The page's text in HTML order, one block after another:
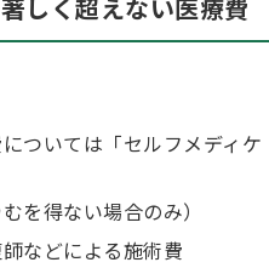
しく超えない医療費
ついては「セルフメディケ
を得ない場合のみ）
などによる施術費